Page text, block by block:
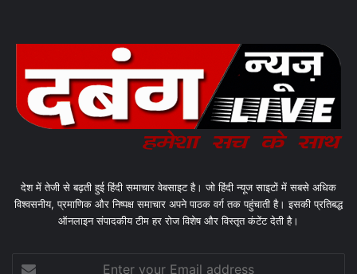
देश में तेजी से बढ़ती हुई हिंदी समाचार वेबसाइट है। जो हिंदी न्यूज साइटों में सबसे अधिक
विश्वसनीय, प्रमाणिक और निष्पक्ष समाचार अपने पाठक वर्ग तक पहुंचाती है। इसकी प्रतिबद्ध
ऑनलाइन संपादकीय टीम हर रोज विशेष और विस्तृत कंटेंट देती है।